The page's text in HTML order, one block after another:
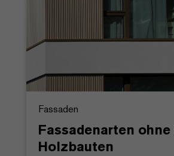
Fassaden
Fassadenarten
Holzbauten